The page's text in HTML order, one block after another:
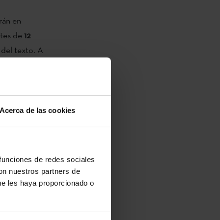
Acerca de las cookies
de redes sociales
nuestros partners de
les haya proporcionado o
en
de12
texto. A
por sector
intercambio
el ocio;
de